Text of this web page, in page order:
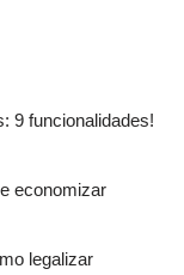
9 funcionalidades!
economizar
legalizar